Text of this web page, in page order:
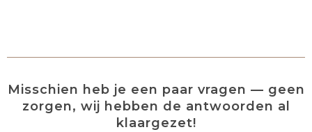
Misschien heb je een paar vragen — geen
zorgen, wij hebben de antwoorden al
klaargezet!